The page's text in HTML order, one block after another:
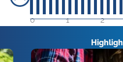
0 1 2